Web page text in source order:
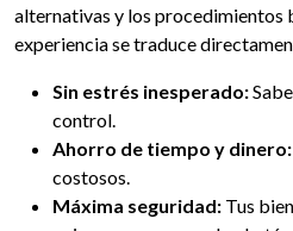
alternativas y los procedimientos
experiencia se traduce
Sin estrés inesperado:
control.
Ahorro de tiempo y dinero:
costosos.
Máxima seguridad: Tus